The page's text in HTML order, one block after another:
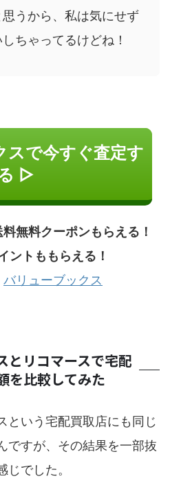
うから、私は気にせず
ちゃってるけどね！
スで今すぐ査定す
▷
無料クーポンもらえる！
ントももらえる！
バリューブックス
とリコマースで宅配
を比較してみた
という宅配買取店にも同じ
ですが、その結果を一部抜
でした。